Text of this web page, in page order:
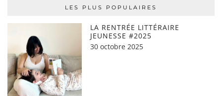
LES PLUS POPULAIRES
LA RENTRÉE LITTÉRAIRE
JEUNESSE #2025
30 octobre 2025